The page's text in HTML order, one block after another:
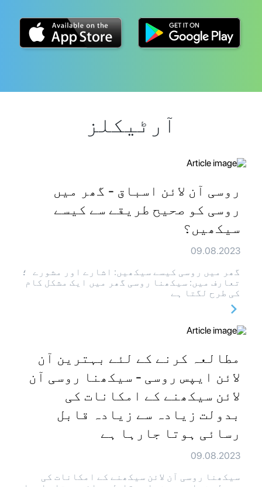
آرٹیکلز
روسی آن لائن اسباق - گھر میں
روسی کو صحیح طریقے سے کیسے
سیکھیں؟
09.08.2023
گھر میں روسی کیسے سیکھیں: اشارے اور مشورے ؛
تعارف میں: سیکھنا روسی گھر میں ایک مشکل کام
کی طرح لگتا ہے
مطالعہ کرنے کے لئے بہترین آن
لائن ایپس روسی - سیکھنا روسی آن
لائن سیکھنے کے امکانات کی
بدولت زیادہ سے زیادہ قابل
رسائی ہوتا جارہا ہے
09.08.2023
سیکھنا روسی آن لائن سیکھنے کے امکانات کی